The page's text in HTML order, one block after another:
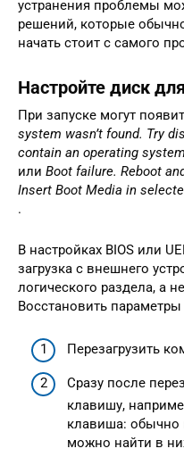
устранения проблемы
решений, которые
начать стоит с самого
Настройте диск
При запуске могут
system wasn’t found. Try
contain an operating
или Boot failure. Reboot
Insert Boot Media in
.
В настройках BIOS или
загрузка с внешнего
логического раздела, а
Восстановить
Перезагрузить
Сразу после
клавишу,
клавиша: обычно
можно найти в